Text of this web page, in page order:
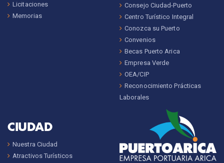
Licitaciones
Memorias
Consejo Ciudad-Puerto
Centro Turístico Integral
Conozca su Puerto
Convenios
Becas Puerto Arica
Empresa Verde
OEA/CIP
Reconocimiento Prácticas
Laborales
CIUDAD
Nuestra Ciudad
Atractivos Turísticos